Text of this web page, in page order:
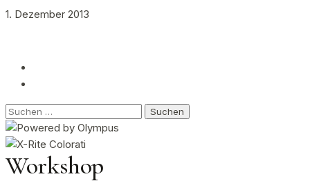
1. Dezember 2013
Suchen
nach:
Workshop